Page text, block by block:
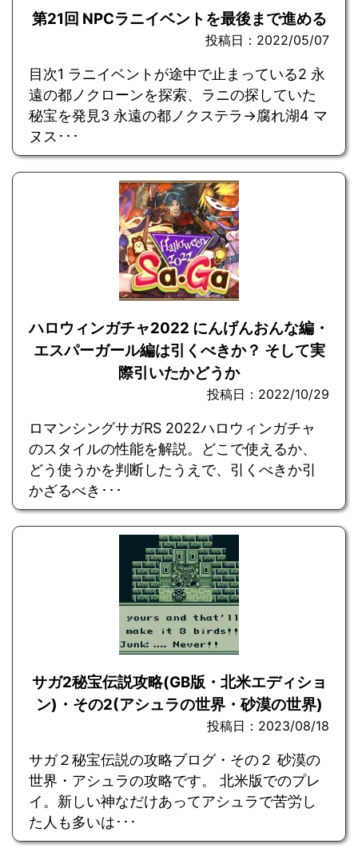
第21回 NPCラニイベントを最後まで進める
投稿日：2022/05/07
目次1 ラニイベントが途中で止まっている2 永
遠の都ノクローンを探索、ラニの探していた
秘宝を発見3 永遠の都ノクステラ→腐れ湖4 マ
ヌス･･･
ハロウィンガチャ2022 にんげんおんな編・
エスパーガール編は引くべきか？ そして実
際引いたかどうか
投稿日：2022/10/29
ロマンシングサガRS 2022ハロウィンガチャ
のスタイルの性能を解説。どこで使えるか、
どう使うかを判断したうえで、引くべきか引
かざるべき･･･
サガ2秘宝伝説攻略(GB版・北米エディショ
ン)・その2(アシュラの世界・砂漠の世界)
投稿日：2023/08/18
サガ２秘宝伝説の攻略ブログ・その２ 砂漠の
世界・アシュラの攻略です。 北米版でのプレ
イ。新しい神なだけあってアシュラで苦労し
た人も多いは･･･